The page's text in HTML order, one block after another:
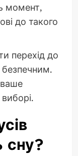
момент,
до такого
перехід до
сну?